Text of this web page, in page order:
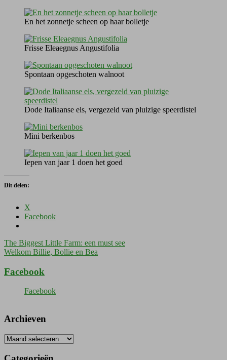
En het zonnetje scheen op haar bolletje
Frisse Eleaegnus Angustifolia
Spontaan opgeschoten walnoot
Dode Italiaanse els, vergezeld van pluizige speerdistel
Mini berkenbos
Iepen van jaar 1 doen het goed
Dit delen:
X
Facebook
Bericht
navigatie
The Biggest Little Farm: een must see
Welkom Billie, Bollie en Bea
Facebook
Facebook
Archieven
Archieven